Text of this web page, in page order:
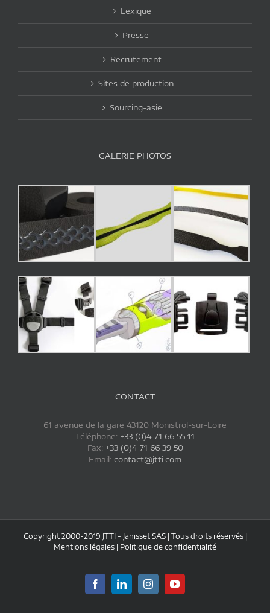
Lexique
Presse
Recrutement
Sites de production
Sourcing-asie
GALERIE PHOTOS
CONTACT
61 avenue de la gare 43120 Monistrol-sur-Loire
Téléphone: +33 (0)4 71 66 55 11
Fax: +33 (0)4 71 66 39 50
Email: contact@jtti.com
Copyright 2000-2019 JTTI - Janisset SAS | Tous droits réservés |
Mentions légales
Politique de confidentialité
FacebookLinkedInInstagramYouTube